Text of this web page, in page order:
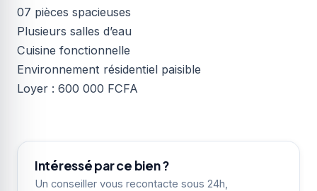
07 pièces spacieuses
Plusieurs salles d’eau
Cuisine fonctionnelle
Environnement résidentiel paisible
Loyer : 600 000 FCFA
Intéressé par ce bien ?
Un conseiller vous recontacte sous 24h,